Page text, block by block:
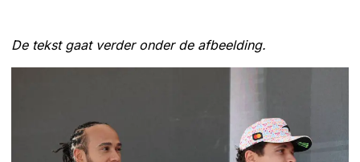
De tekst gaat verder onder de afbeelding.